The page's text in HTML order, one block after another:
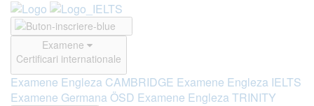
Examene
Certificari internationale
Examene Engleza CAMBRIDGE Examene Engleza IELTS
Examene Germana ÖSD Examene Engleza TRINITY